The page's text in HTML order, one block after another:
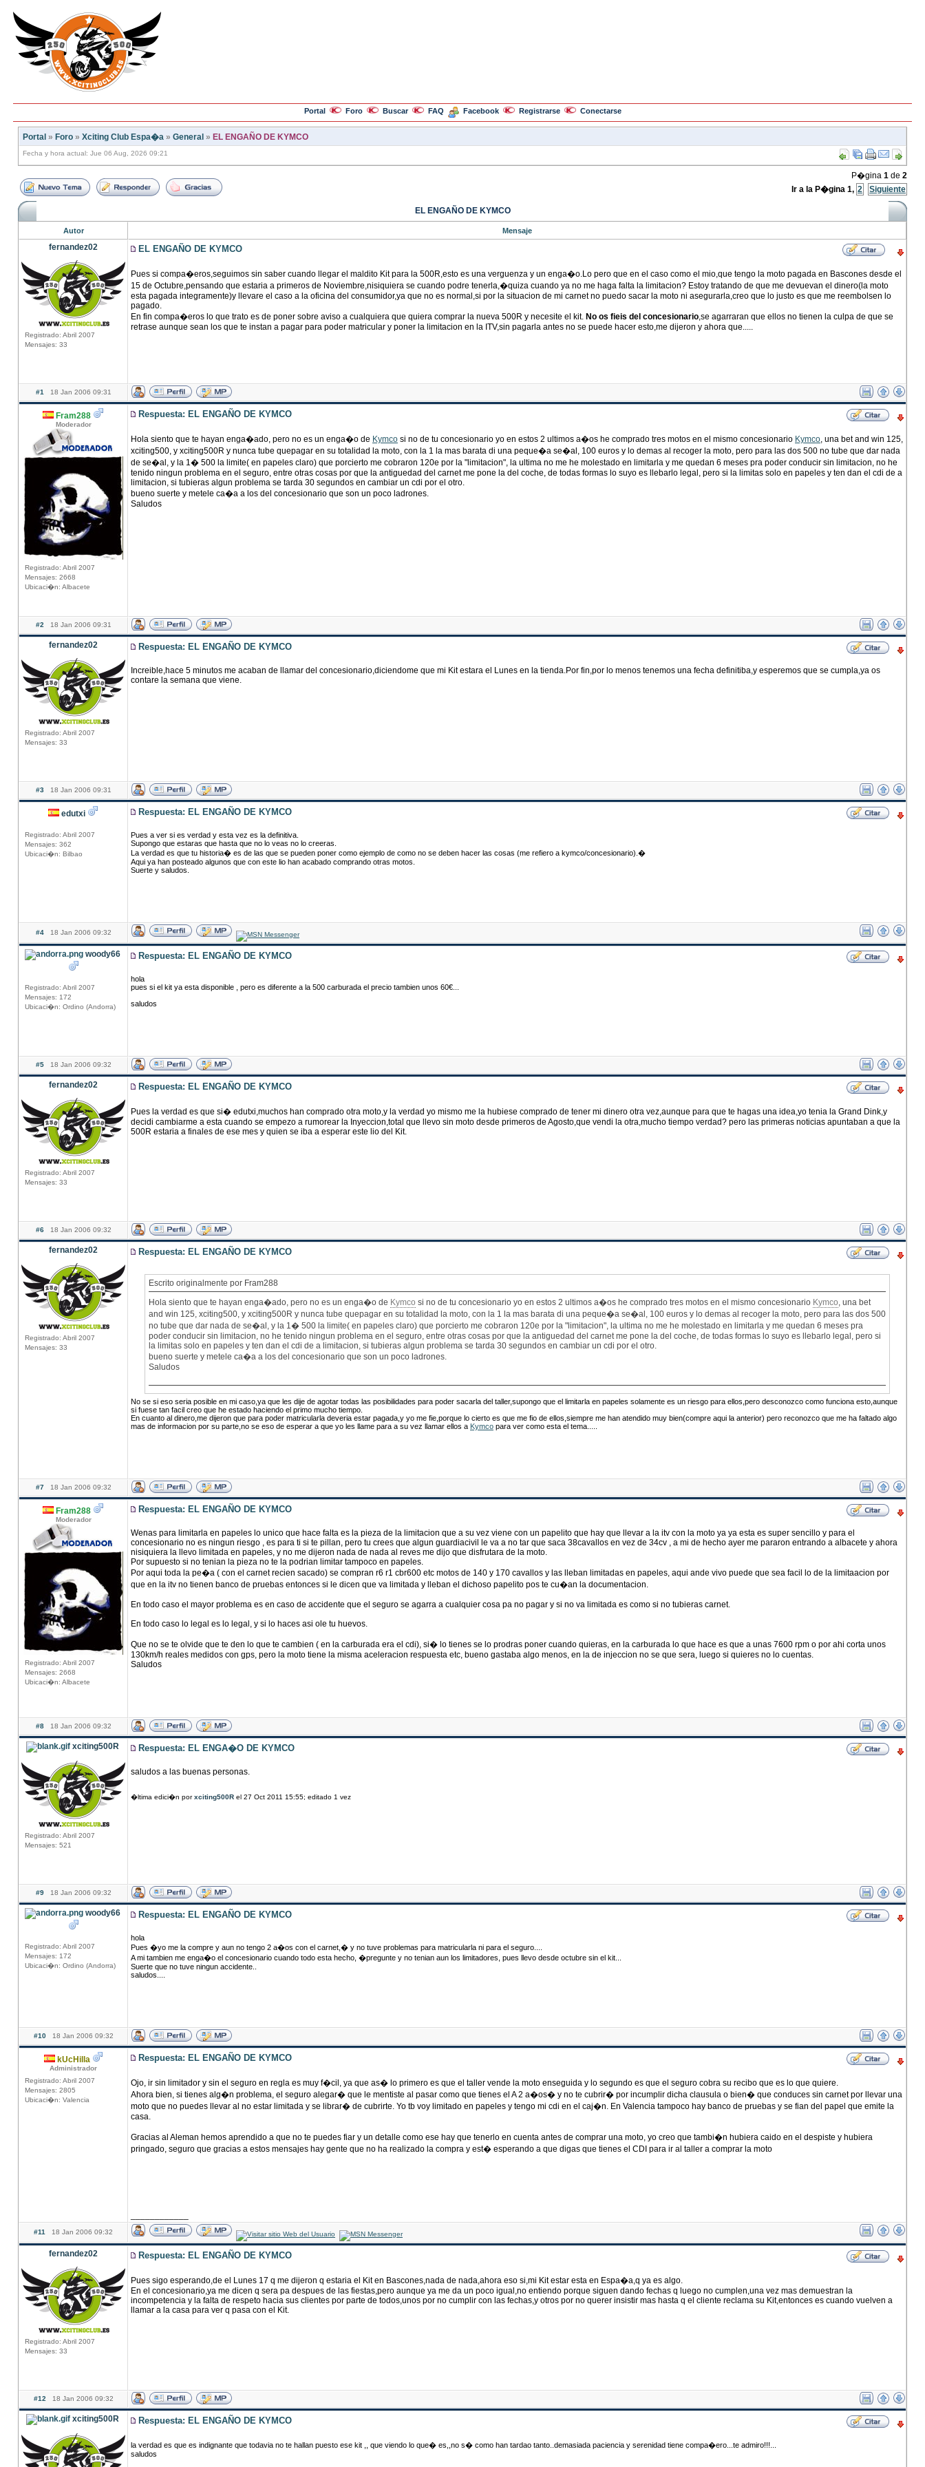
Portal Foro Buscar FAQ Facebook Registrarse Conectarse
Portal » Foro » Xciting Club Espa�a » General » EL ENGAÑO DE KYMCO
Fecha y hora actual: Jue 06 Aug, 2026 09:21
P�gina 1 de 2
Ir a la P�gina 1, 2 Siguiente
EL ENGAÑO DE KYMCO
Autor Mensaje
fernandez02
Registrado: Abril 2007
Mensajes: 33
EL ENGAÑO DE KYMCO
Pues si compa�eros,seguimos sin saber cuando llegar el maldito Kit para la 500R,esto es una verguenza y un enga�o.Lo pero que en el caso como el mio,que tengo la moto pagada en Bascones desde el
15 de Octubre,pensando que estaria a primeros de Noviembre,nisiquiera se cuando podre tenerla,�quiza cuando ya no me haga falta la limitacion? Estoy tratando de que me devuevan el dinero(la moto
esta pagada integramente)y llevare el caso a la oficina del consumidor,ya que no es normal,si por la situacion de mi carnet no puedo sacar la moto ni asegurarla,creo que lo justo es que me reembolsen lo
pagado.
En fin compa�eros lo que trato es de poner sobre aviso a cualquiera que quiera comprar la nueva 500R y necesite el kit. No os fieis del concesionario,se agarraran que ellos no tienen la culpa de que se
retrase aunque sean los que te instan a pagar para poder matricular y poner la limitacion en la ITV,sin pagarla antes no se puede hacer esto,me dijeron y ahora que.....
#1 18 Jan 2006 09:31
Fram288
Moderador
Registrado: Abril 2007
Mensajes: 2668
Ubicaci�n: Albacete
Respuesta: EL ENGAÑO DE KYMCO
Hola siento que te hayan enga�ado, pero no es un enga�o de Kymco si no de tu concesionario yo en estos 2 ultimos a�os he comprado tres motos en el mismo concesionario Kymco, una bet and win 125,
xciting500, y xciting500R y nunca tube quepagar en su totalidad la moto, con la 1 la mas barata di una peque�a se�al, 100 euros y lo demas al recoger la moto, pero para las dos 500 no tube que dar nada
de se�al, y la 1� 500 la limite( en papeles claro) que porcierto me cobraron 120e por la "limitacion", la ultima no me he molestado en limitarla y me quedan 6 meses pra poder conducir sin limitacion, no he
tenido ningun problema en el seguro, entre otras cosas por que la antiguedad del carnet me pone la del coche, de todas formas lo suyo es llebarlo legal, pero si la limitas solo en papeles y ten dan el cdi de a
limitacion, si tubieras algun problema se tarda 30 segundos en cambiar un cdi por el otro.
bueno suerte y metele ca�a a los del concesionario que son un poco ladrones.
Saludos
#2 18 Jan 2006 09:31
fernandez02
Registrado: Abril 2007
Mensajes: 33
Respuesta: EL ENGAÑO DE KYMCO
Increible,hace 5 minutos me acaban de llamar del concesionario,diciendome que mi Kit estara el Lunes en la tienda.Por fin,por lo menos tenemos una fecha definitiba,y esperemos que se cumpla,ya os
contare la semana que viene.
#3 18 Jan 2006 09:31
edutxi
Registrado: Abril 2007
Mensajes: 362
Ubicaci�n: Bilbao
Respuesta: EL ENGAÑO DE KYMCO
Pues a ver si es verdad y esta vez es la definitiva.
Supongo que estaras que hasta que no lo veas no lo creeras.
La verdad es que tu historia� es de las que se pueden poner como ejemplo de como no se deben hacer las cosas (me refiero a kymco/concesionario).�
Aqui ya han posteado algunos que con este lio han acabado comprando otras motos.
Suerte y saludos.
#4 18 Jan 2006 09:32
woody66
Registrado: Abril 2007
Mensajes: 172
Ubicaci�n: Ordino (Andorra)
Respuesta: EL ENGAÑO DE KYMCO
hola
pues si el kit ya esta disponible , pero es diferente a la 500 carburada el precio tambien unos 60€...
saludos
#5 18 Jan 2006 09:32
fernandez02
Registrado: Abril 2007
Mensajes: 33
Respuesta: EL ENGAÑO DE KYMCO
Pues la verdad es que si� edutxi,muchos han comprado otra moto,y la verdad yo mismo me la hubiese comprado de tener mi dinero otra vez,aunque para que te hagas una idea,yo tenia la Grand Dink,y
decidi cambiarme a esta cuando se empezo a rumorear la Inyeccion,total que llevo sin moto desde primeros de Agosto,que vendi la otra,mucho tiempo verdad? pero las primeras noticias apuntaban a que la
500R estaria a finales de ese mes y quien se iba a esperar este lio del Kit.
#6 18 Jan 2006 09:32
fernandez02
Registrado: Abril 2007
Mensajes: 33
Respuesta: EL ENGAÑO DE KYMCO
Escrito originalmente por Fram288
Hola siento que te hayan enga�ado, pero no es un enga�o de Kymco si no de tu concesionario yo en estos 2 ultimos a�os he comprado tres motos en el mismo concesionario Kymco, una bet
and win 125, xciting500, y xciting500R y nunca tube quepagar en su totalidad la moto, con la 1 la mas barata di una peque�a se�al, 100 euros y lo demas al recoger la moto, pero para las dos 500
no tube que dar nada de se�al, y la 1� 500 la limite( en papeles claro) que porcierto me cobraron 120e por la "limitacion", la ultima no me he molestado en limitarla y me quedan 6 meses pra
poder conducir sin limitacion, no he tenido ningun problema en el seguro, entre otras cosas por que la antiguedad del carnet me pone la del coche, de todas formas lo suyo es llebarlo legal, pero si
la limitas solo en papeles y ten dan el cdi de a limitacion, si tubieras algun problema se tarda 30 segundos en cambiar un cdi por el otro.
bueno suerte y metele ca�a a los del concesionario que son un poco ladrones.
Saludos
No se si eso seria posible en mi caso,ya que les dije de agotar todas las posibilidades para poder sacarla del taller,supongo que el limitarla en papeles solamente es un riesgo para ellos,pero desconozco como funciona esto,aunque
si fuese tan facil creo que he estado haciendo el primo mucho tiempo.
En cuanto al dinero,me dijeron que para poder matricularla deveria estar pagada,y yo me fie,porque lo cierto es que me fio de ellos,siempre me han atendido muy bien(compre aqui la anterior) pero reconozco que me ha faltado algo
mas de informacion por su parte,no se eso de esperar a que yo les llame para a su vez llamar ellos a Kymco para ver como esta el tema.....
#7 18 Jan 2006 09:32
Fram288
Moderador
Registrado: Abril 2007
Mensajes: 2668
Ubicaci�n: Albacete
Respuesta: EL ENGAÑO DE KYMCO
Wenas para limitarla en papeles lo unico que hace falta es la pieza de la limitacion que a su vez viene con un papelito que hay que llevar a la itv con la moto ya ya esta es super sencillo y para el
concesionario no es ningun riesgo , es para ti si te pillan, pero tu crees que algun guardiacivil le va a no tar que saca 38cavallos en vez de 34cv , a mi de hecho ayer me pararon entrando a albacete y ahora
nisiquiera la llevo limitada en papeles, y no me dijeron nada de nada al reves me dijo que disfrutara de la moto.
Por supuesto si no tenian la pieza no te la podrian limitar tampoco en papeles.
Por aqui toda la pe�a ( con el carnet recien sacado) se compran r6 r1 cbr600 etc motos de 140 y 170 cavallos y las lleban limitadas en papeles, aqui ande vivo puede que sea facil lo de la limitaacion por
que en la itv no tienen banco de pruebas entonces si le dicen que va limitada y lleban el dichoso papelito pos te cu�an la documentacion.
En todo caso el mayor problema es en caso de accidente que el seguro se agarra a cualquier cosa pa no pagar y si no va limitada es como si no tubieras carnet.
En todo caso lo legal es lo legal, y si lo haces asi ole tu huevos.
Que no se te olvide que te den lo que te cambien ( en la carburada era el cdi), si� lo tienes se lo prodras poner cuando quieras, en la carburada lo que hace es que a unas 7600 rpm o por ahi corta unos
130km/h reales medidos con gps, pero la moto tiene la misma aceleracion respuesta etc, bueno gastaba algo menos, en la de injeccion no se que sera, luego si quieres no lo cuentas.
Saludos
#8 18 Jan 2006 09:32
xciting500R
Registrado: Abril 2007
Mensajes: 521
Respuesta: EL ENGA�O DE KYMCO
saludos a las buenas personas.
�ltima edici�n porxciting500R el 27 Oct 2011 15:55; editado 1 vez
#9 18 Jan 2006 09:32
woody66
Registrado: Abril 2007
Mensajes: 172
Ubicaci�n: Ordino (Andorra)
Respuesta: EL ENGAÑO DE KYMCO
hola
Pues �yo me la compre y aun no tengo 2 a�os con el carnet,� y no tuve problemas para matricularla ni para el seguro....
A mi tambien me enga�o el concesionario cuando todo esta hecho, �pregunte y no tenian aun los limitadores, pues llevo desde octubre sin el kit...
Suerte que no tuve ningun accidente..
saludos....
#10 18 Jan 2006 09:32
kUcHilla
Administrador
Registrado: Abril 2007
Mensajes: 2805
Ubicaci�n: Valencia
Respuesta: EL ENGAÑO DE KYMCO
Ojo, ir sin limitador y sin el seguro en regla es muy f�cil, ya que as� lo primero es que el taller vende la moto enseguida y lo segundo es que el seguro cobra su recibo que es lo que quiere.
Ahora bien, si tienes alg�n problema, el seguro alegar� que le mentiste al pasar como que tienes el A 2 a�os� y no te cubrir� por incumplir dicha clausula o bien� que conduces sin carnet por llevar una
moto que no puedes llevar al no estar limitada y se librar� de cubrirte. Yo tb voy limitado en papeles y tengo mi cdi en el caj�n. En Valencia tampoco hay banco de pruebas y se fian del papel que emite la
casa.
Gracias al Aleman hemos aprendido a que no te puedes fiar y un detalle como ese hay que tenerlo en cuenta antes de comprar una moto, yo creo que tambi�n hubiera caido en el despiste y hubiera
pringado, seguro que gracias a estos mensajes hay gente que no ha realizado la compra y est� esperando a que digas que tienes el CDI para ir al taller a comprar la moto
#11 18 Jan 2006 09:32
fernandez02
Registrado: Abril 2007
Mensajes: 33
Respuesta: EL ENGAÑO DE KYMCO
Pues sigo esperando,de el Lunes 17 q me dijeron q estaria el Kit en Bascones,nada de nada,ahora eso si,mi Kit estar esta en Espa�a,q ya es algo.
En el concesionario,ya me dicen q sera pa despues de las fiestas,pero aunque ya me da un poco igual,no entiendo porque siguen dando fechas q luego no cumplen,una vez mas demuestran la
incompetencia y la falta de respeto hacia sus clientes por parte de todos,unos por no cumplir con las fechas,y otros por no querer insistir mas hasta q el cliente reclama su Kit,entonces es cuando vuelven a
llamar a la casa para ver q pasa con el Kit.
#12 18 Jan 2006 09:32
xciting500R Respuesta: EL ENGAÑO DE KYMCO
la verdad es que es indignante que todavia no te hallan puesto ese kit ,, que viendo lo que� es,,no s� como han tardao tanto..demasiada paciencia y serenidad tiene compa�ero...te admiro!!!...
saludos